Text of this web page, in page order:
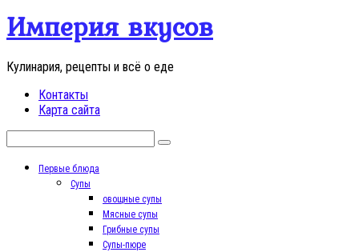
Перейти
контенту
Империя вкусов
Кулинария, рецепты и всё о еде
Контакты
Карта сайта
Первые блюда
Супы
овощные супы
Мясные супы
Грибные супы
Супы-пюре